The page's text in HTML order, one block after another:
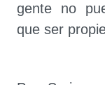
gente no
que ser